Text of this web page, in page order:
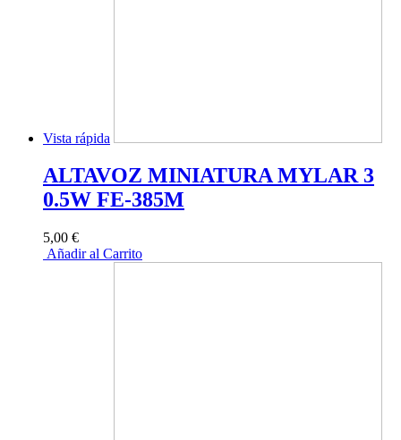
Vista rápida
ALTAVOZ MINIATURA MYLAR 3
0.5W FE-385M
5,00 €
Añadir al Carrito